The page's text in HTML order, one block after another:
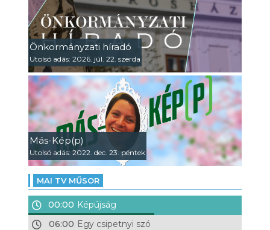
Önkormányzati híradó
Utolsó adás: 2026. júl. 22. szerda
Más-Kép(p)
Utolsó adás: 2022. dec. 23. péntek
MAI TV MŰSOR
00:00 Képújság
06:00 Egy csipetnyi szó